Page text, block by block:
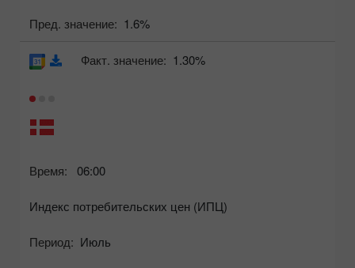
Пред. значение: 1.6%
Время: 06:00
Индекс потребительских цен (ИПЦ)
Период: Июль
Факт. значение: 1.30%